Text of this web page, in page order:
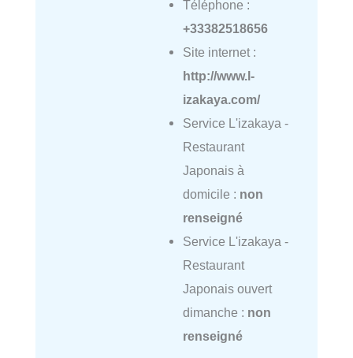
Téléphone :
+33382518656
Site internet :
http://www.l-
izakaya.com/
Service L'izakaya -
Restaurant
Japonais à
domicile : non
renseigné
Service L'izakaya -
Restaurant
Japonais ouvert
dimanche : non
renseigné